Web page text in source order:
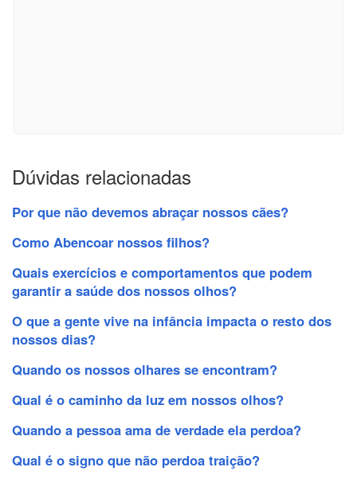
Dúvidas relacionadas
Por que não devemos abraçar nossos cães?
Como Abencoar nossos filhos?
Quais exercícios e comportamentos que podem
garantir a saúde dos nossos olhos?
O que a gente vive na infância impacta o resto dos
nossos dias?
Quando os nossos olhares se encontram?
Qual é o caminho da luz em nossos olhos?
Quando a pessoa ama de verdade ela perdoa?
Qual é o signo que não perdoa traição?